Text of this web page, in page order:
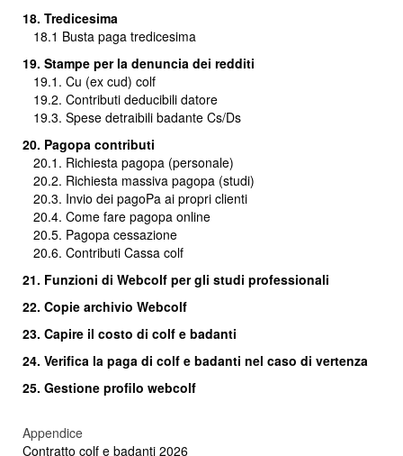
18. Tredicesima
18.1 Busta paga tredicesima
19. Stampe per la denuncia dei redditi
19.1. Cu (ex cud) colf
19.2. Contributi deducibili datore
19.3. Spese detraibili badante Cs/Ds
20. Pagopa contributi
20.1. Richiesta pagopa (personale)
20.2. Richiesta massiva pagopa (studi)
20.3. Invio dei pagoPa ai propri clienti
20.4. Come fare pagopa online
20.5. Pagopa cessazione
20.6. Contributi Cassa colf
21. Funzioni di Webcolf per gli studi professionali
22. Copie archivio Webcolf
23. Capire il costo di colf e badanti
24. Verifica la paga di colf e badanti nel caso di vertenza
25. Gestione profilo webcolf
Appendice
Contratto colf e badanti 2026